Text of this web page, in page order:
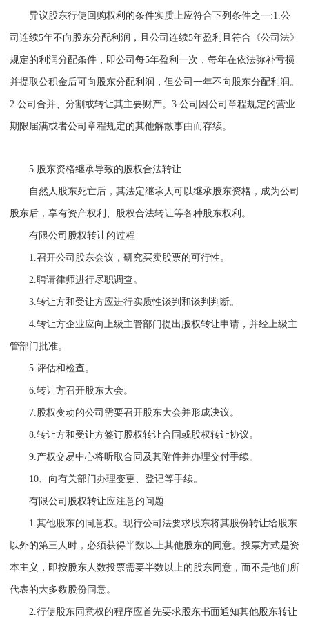
异议股东行使回购权利的条件实质上应符合下列条件之一:1.公
司连续5年不向股东分配利润，且公司连续5年盈利且符合《公司法》
规定的利润分配条件，即公司每5年盈利一次，每年在依法弥补亏损
并提取公积金后可向股东分配利润，但公司一年不向股东分配利润。
2.公司合并、分割或转让其主要财产。 3.公司因公司章程规定的营业
期限届满或者公司章程规定的其他解散事由而存续。
5.股东资格继承导致的股权合法转让
自然人股东死亡后，其法定继承人可以继承股东资格，成为公司
股东后，享有资产权利、股权合法转让等各种股东权利。
有限公司股权转让的过程
1.召开公司股东会议，研究买卖股票的可行性。
2.聘请律师进行尽职调查。
3.转让方和受让方应进行实质性谈判和谈判判断。
4.转让方企业应向上级主管部门提出股权转让申请，并经上级主
管部门批准。
5.评估和检查。
6.转让方召开股东大会。
7.股权变动的公司需要召开股东大会并形成决议。
8.转让方和受让方签订股权转让合同或股权转让协议。
9.产权交易中心将听取合同及其附件并办理交付手续。
10、向有关部门办理变更、登记等手续。
有限公司股权转让应注意的问题
1.其他股东的同意权。现行公司法要求股东将其股份转让给股东
以外的第三人时，必须获得半数以上其他股东的同意。投票方式是资
本主义，即按股东人数投票需要半数以上的股东同意，而不是他们所
代表的大多数股份同意。
2.行使股东同意权的程序应首先要求股东书面通知其他股东转让